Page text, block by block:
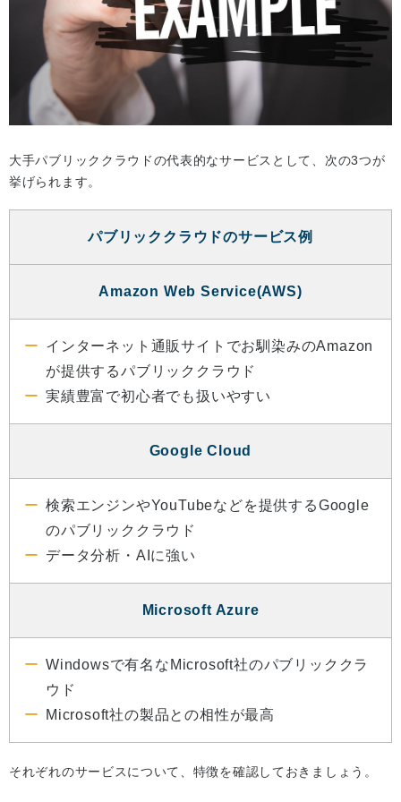
大手パブリッククラウドの代表的なサービスとして、次の3つが
挙げられます。
パブリッククラウドのサービス例
Amazon Web Service(AWS)
インターネット通販サイトでお馴染みのAmazon
が提供するパブリッククラウド
実績豊富で初心者でも扱いやすい
Google Cloud
検索エンジンやYouTubeなどを提供するGoogle
のパブリッククラウド
データ分析・AIに強い
Microsoft Azure
Windowsで有名なMicrosoft社のパブリッククラ
ウド
Microsoft社の製品との相性が最高
それぞれのサービスについて、特徴を確認しておきましょう。